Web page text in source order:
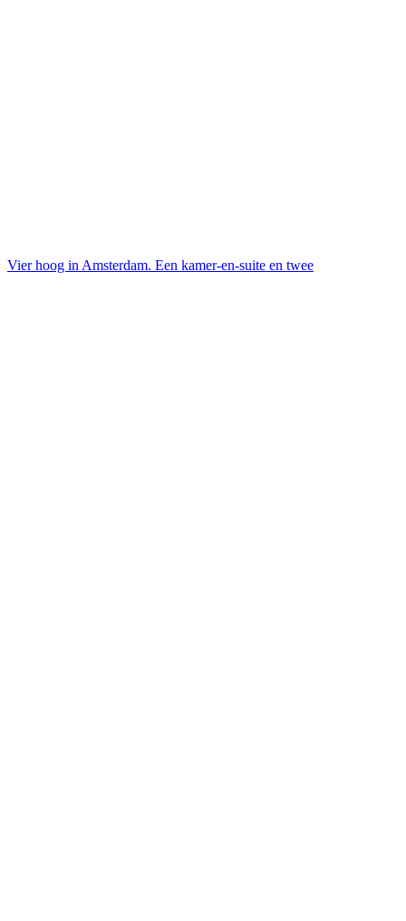
Vier hoog in Amsterdam. Een kamer-en-suite en twee